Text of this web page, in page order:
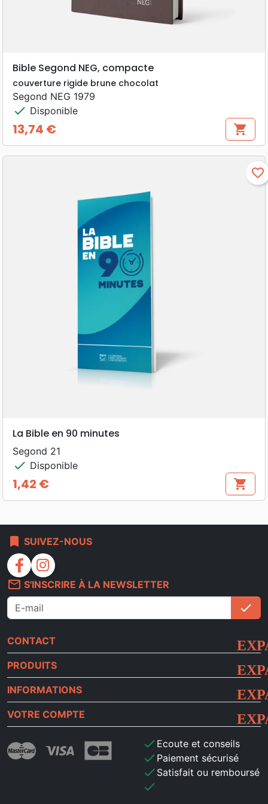
Bible Segond NEG, compacte
couverture rigide brune chocolat
Segond NEG 1979
check Disponible
Prix
13,74 € shopping_cart
favorite_border
La Bible en 90 minutes
Segond 21
check Disponible
Prix
1,42 € shopping_cart
bookmark SUIVEZ-NOUS
facebook
instagram
mail_outline S'INSCRIRE À LA NEWSLETTER
check
CONTACT
PRODUITS
INFORMATIONS
VOTRE COMPTE
check Ecoute et conseils
check Paiement sécurisé
check Satisfait ou remboursé
check